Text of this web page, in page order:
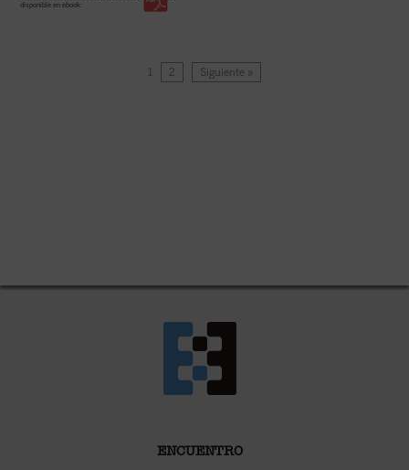
disponible en ebook:
1 2 Siguiente »
ENCUENTRO